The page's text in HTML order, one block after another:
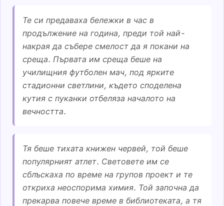
Те си предаваха бележки в час в
продължение на година, преди той най-
накрая да събере смелост да я покани на
среща. Първата им среща беше на
училищния футболен мач, под ярките
стадионни светлини, където споделена
кутия с пуканки отбеляза началото на
вечността.
Тя беше тихата книжен червей, той беше
популярният атлет. Световете им се
сблъскаха по време на групов проект и те
откриха неоспорима химия. Той започна да
прекарва повече време в библиотеката, а тя